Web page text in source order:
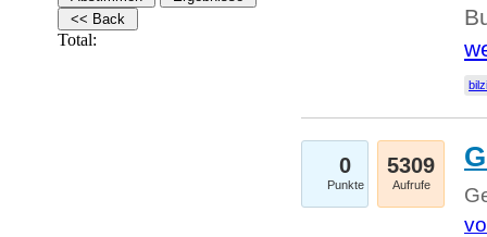
Total:
0
Punkte
5309
Aufrufe